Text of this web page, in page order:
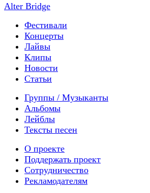
Alter Bridge
Фестивали
Концерты
Лайвы
Клипы
Новости
Статьи
Группы / Музыканты
Альбомы
Лейблы
Тексты песен
О проекте
Поддержать проект
Сотрудничество
Рекламодателям